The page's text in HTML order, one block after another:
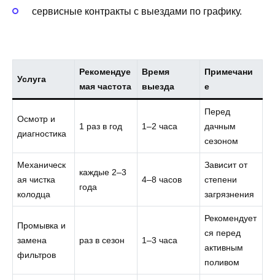
сервисные контракты с выездами по графику.
Услуга
Рекомендуе
мая частота
Время
выезда
Примечани
е
Осмотр и
диагностика
1 раз в год 1–2 часа
Перед
дачным
сезоном
Механическ
ая чистка
колодца
каждые 2–3
года
4–8 часов
Зависит от
степени
загрязнения
Промывка и
замена
фильтров
раз в сезон 1–3 часа
Рекомендует
ся перед
активным
поливом